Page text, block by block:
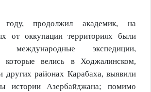
продолжил академик, на
от оккупации территориях были
международные экспедиции,
которые велись в Ходжалинском,
других районах Карабаха, выявили
истории Азербайджана; помимо